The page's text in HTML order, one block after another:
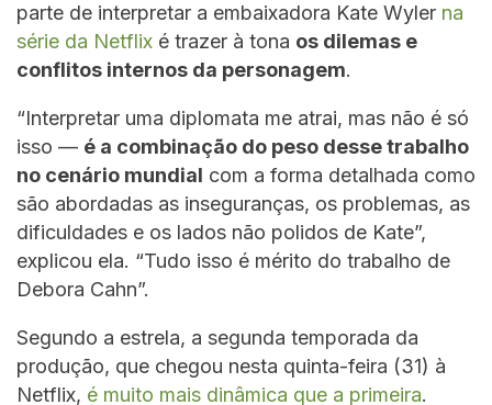
parte de interpretar a embaixadora Kate Wyler na
série da Netflix é trazer à tona os dilemas e
conflitos internos da personagem.
“Interpretar uma diplomata me atrai, mas não é só
isso — é a combinação do peso desse trabalho
no cenário mundial com a forma detalhada como
são abordadas as inseguranças, os problemas, as
dificuldades e os lados não polidos de Kate”,
explicou ela. “Tudo isso é mérito do trabalho de
Debora Cahn”.
Segundo a estrela, a segunda temporada da
produção, que chegou nesta quinta-feira (31) à
Netflix, é muito mais dinâmica que a primeira.